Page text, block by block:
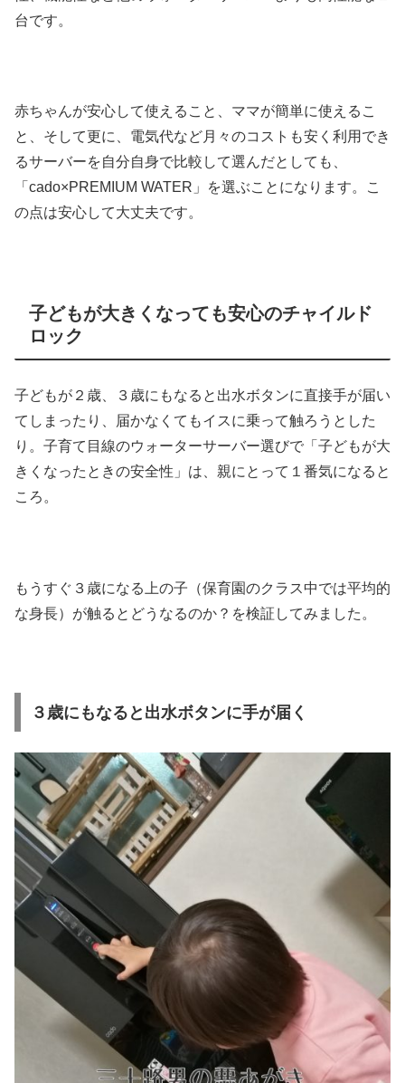
台です。
赤ちゃんが安心して使えること、ママが簡単に使えるこ
と、そして更に、電気代など月々のコストも安く利用でき
るサーバーを自分自身で比較して選んだとしても、
「cado×PREMIUM WATER」を選ぶことになります。こ
の点は安心して大丈夫です。
子どもが大きくなっても安心のチャイルド
ロック
子どもが２歳、３歳にもなると出水ボタンに直接手が届い
てしまったり、届かなくてもイスに乗って触ろうとした
り。子育て目線のウォーターサーバー選びで「子どもが大
きくなったときの安全性」は、親にとって１番気になると
ころ。
もうすぐ３歳になる上の子（保育園のクラス中では平均的
な身長）が触るとどうなるのか？を検証してみました。
３歳にもなると出水ボタンに手が届く